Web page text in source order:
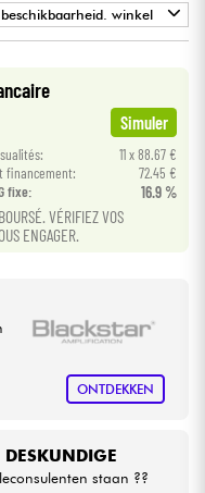
winkel
Simuler
11 x 88.67 €
financement:
72.45 €
fixe: 16.9 %
VÉRIFIEZ VOS
ENGAGER.
ONTDEKKEN
DESKUNDIGE
staan ??